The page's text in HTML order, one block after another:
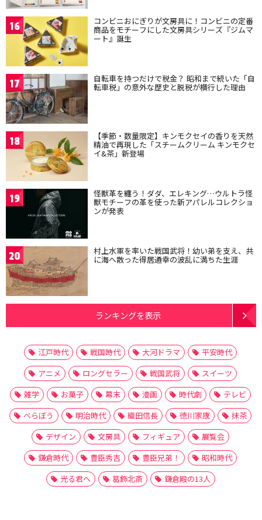
16 コンビニおにぎりが文房具に！コンビニの定番
商品をモチーフにした文房具シリーズ『ジムマ
ート』誕生
17 自転車を持つだけで税金？ 昭和まで続いた「自
転車税」の意外な歴史と脱税が横行した理由
18 【季節・数量限定】キンモクセイの香りを天然
精油で再現した「スチームクリーム キンモクセ
イ&茶」新登場
19 怪獣革を纏う！ダダ、エレキング…ウルトラ怪
獣モチーフの革を使った新アパレルコレクショ
ンが発表
20 村上水軍を率いた戦国武将！幼い弟を支え、共
に海へ散った得居通幸の波乱に満ちた生涯
ランキングを表示
江戸時代 戦国時代 大河ドラマ
平安時代
アニメ
ロングセラー 戦国武将
スイーツ
雑学
お菓子 幕末 漫画 時代劇
テレビ
べらぼう
明治時代 織田信長 徳川家康
抹茶
デザイン
文房具 フィギュア
展覧会
鎌倉時代
豊臣秀吉 豊臣兄弟！
昭和時代
光る君へ
葛飾北斎 鎌倉殿の13人